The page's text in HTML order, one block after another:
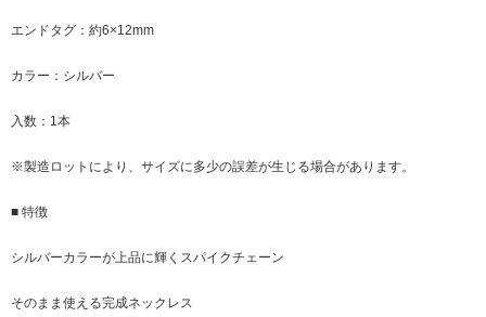
エンドタグ：約6×12mm
カラー：シルバー
入数：1本
※製造ロットにより、サイズに多少の誤差が生じる場合があります。
■ 特徴
シルバーカラーが上品に輝くスパイクチェーン
そのまま使える完成ネックレス